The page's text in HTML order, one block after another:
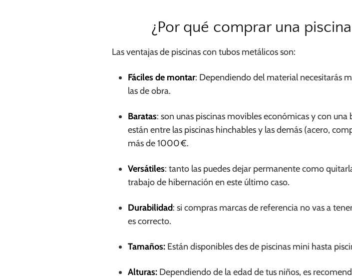
¿Por qué comprar una
Las ventajas de piscinas con tubos metálicos son:
Fáciles de montar: Dependiendo del material necesitarás
las de obra.
Baratas: son unas piscinas movibles económicas y con
están entre las piscinas hinchables y las demás (acero,
más de 1000 €.
Versátiles: tanto las puedes dejar permanente como
trabajo de hibernación en este último caso.
Durabilidad: si compras marcas de referencia no vas a
es correcto.
Tamaños: Están disponibles des de piscinas mini hasta
Alturas: Dependiendo de la edad de tus niños, es